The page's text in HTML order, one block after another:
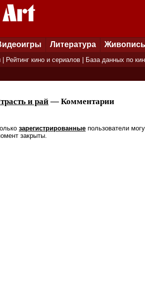
Литература Живопись
Рейтинг кино и сериалов База данных по
и рай— Комментарии
зарегистрированные пользователи
закрыты.